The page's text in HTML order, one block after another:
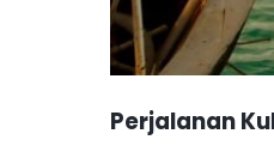
Perjalanan